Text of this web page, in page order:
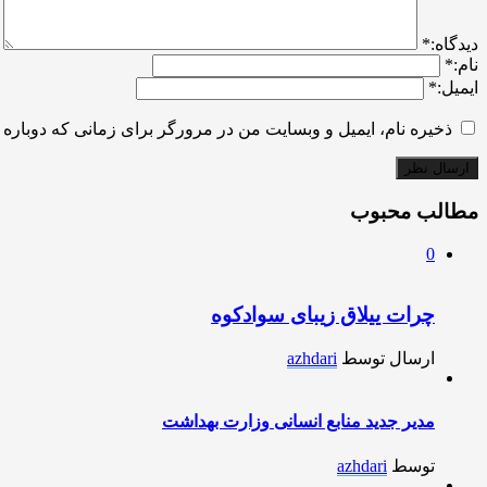
ديدگاه:*
نام:*
ایمیل:*
ذخیره نام، ایمیل و وبسایت من در مرورگر برای زمانی که
مطالب محبوب
0
چرات ییلاق زیبای سوادکوه
ارسال توسط azhdari
مدیر جدید منابع انسانی وزارت بهداشت
توسط azhdari